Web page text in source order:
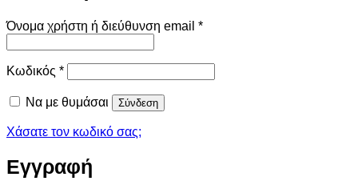
Όνομα χρήστη ή διεύθυνση email *Απαιτείται
Κωδικός *Απαιτείται
Να με θυμάσαι Σύνδεση
Χάσατε τον κωδικό σας;
Εγγραφή